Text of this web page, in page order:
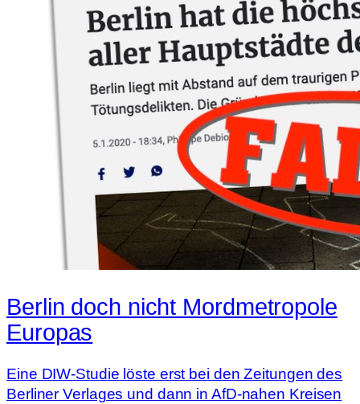
Berlin doch nicht Mordmetropole
Europas
Eine DIW-Studie löste erst bei den Zeitungen des
Berliner Verlages und dann in AfD-nahen Kreisen